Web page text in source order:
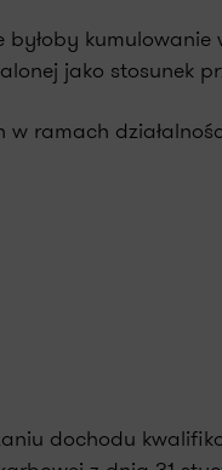
jako stosunek
w ramach
dochodu